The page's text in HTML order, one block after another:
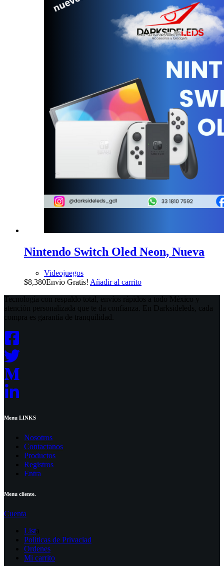
Nintendo Switch Oled Neon, Nueva
Videojuegos
$8,380Envio Gratis! Añadir al carrito
Tecnología con respaldo total, envíos rápidos a todo México y
atención personalizada que te da confianza. En Darksideleds, cada
compra es garantía de tranquilidad.
Menu LINKS
Nosotros
Contactanos
Productos
Registros
Entra
Menu cliente.
Cuenta
Lista
Politicas de Privaciad
Ordenes
Mi carrito